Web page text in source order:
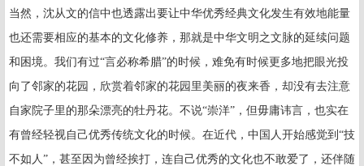
当然，沈从文的信中也透露出要让中华优秀经典文化发生有效地能量
也还需要相应的基本的文化修养，那就是中华文明之文脉的延续问题
和困境。我们有过“言必称希腊”的时候，难免有时候更多地把眼光投
向了邻家的花园，欣赏着邻家的花园里美丽的夜来香，却没有去注意
自家院子里的那朵漂亮的牡丹花。不说“崇洋”，但毋庸讳言，也实在
有曾经轻视自己优秀传统文化的时候。在近代，中国人开始感觉到“技
不如人”，甚至因为曾经挨打，连自己优秀的文化也不敢爱了，还伴随